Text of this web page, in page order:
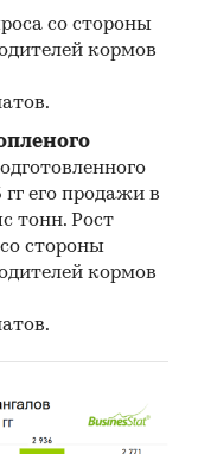
со стороны
кормов
гг его продажи в
тонн. Рост
стороны
кормов